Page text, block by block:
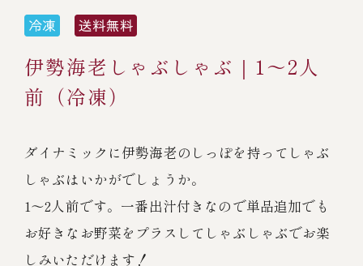
(中納言/鉄板焼ひかり)
（中納言厨房）
企業情報
プライバシーポリシー 取引先エントリー
お味噌汁
レストラン商品
鉄板焼ひかり
中納言
お弁当（冷凍）
その他
伊勢海老しゃぶしゃぶ｜1～2人
前（冷凍）
ダイナミックに伊勢海老のしっぽを持ってしゃぶ
しゃぶはいかがでしょうか。
1～2人前です。一番出汁付きなので単品追加でも
お好きなお野菜をプラスしてしゃぶしゃぶでお楽
しみいただけます！